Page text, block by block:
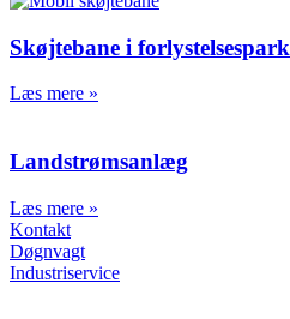
Skøjtebane i forlystelsespark
Læs mere »
Landstrømsanlæg
Læs mere »
Kontakt
Døgnvagt
Industriservice